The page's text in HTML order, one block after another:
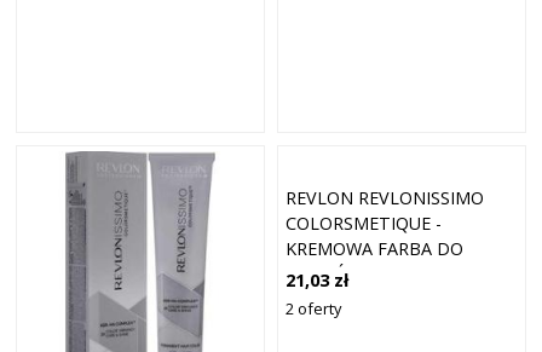
REVLON REVLONISSIMO
COLORSMETIQUE -
KREMOWA FARBA DO
WŁOSÓW, 60ML 8,23 |
JASNY OPALIZUJĄCY ZŁOTY
BLOND
21,03 zł
2 oferty